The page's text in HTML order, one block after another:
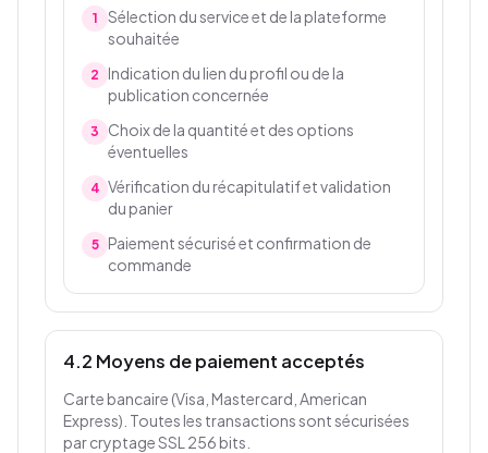
1
Sélection du service et de la plateforme
souhaitée
2
Indication du lien du profil ou de la
publication concernée
3
Choix de la quantité et des options
éventuelles
4 Vérification du récapitulatif et validation
du panier
5
Paiement sécurisé et confirmation de
commande
4.2 Moyens de paiement acceptés
Carte bancaire (Visa, Mastercard, American
Express). Toutes les transactions sont sécurisées
par cryptage SSL 256 bits.